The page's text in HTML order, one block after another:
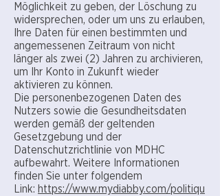
Möglichkeit zu geben, der Löschung zu
widersprechen, oder um uns zu erlauben,
Ihre Daten für einen bestimmten und
angemessenen Zeitraum von nicht
länger als zwei (2) Jahren zu archivieren,
um Ihr Konto in Zukunft wieder
aktivieren zu können.
Die personenbezogenen Daten des
Nutzers sowie die Gesundheitsdaten
werden gemäß der geltenden
Gesetzgebung und der
Datenschutzrichtlinie von MDHC
aufbewahrt. Weitere Informationen
finden Sie unter folgendem
Link: https://www.mydiabby.com/politiqu